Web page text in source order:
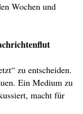
Wochen und
zu entscheiden.
Ein Medium zu
macht für